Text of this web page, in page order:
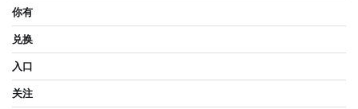
你有
兑换
入口
关注